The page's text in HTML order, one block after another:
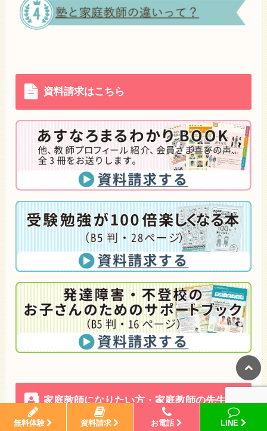
資料請求はこちら
家庭教師になりたい方・家庭教師の先生へ
無料体験 資料請求 お電話 LINE